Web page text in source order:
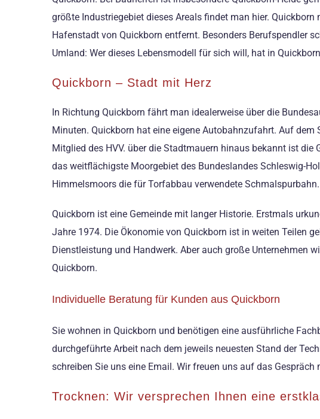
größte Industriegebiet dieses Areals findet man hier.
Hafenstadt von Quickborn entfernt. Besonders Berufspendler
Umland: Wer dieses Lebensmodell für sich will, hat in
Quickborn – Stadt mit Herz
In Richtung Quickborn fährt man idealerweise über die
Minuten. Quickborn hat eine eigene Autobahnzufahrt. Auf
Mitglied des HVV. über die Stadtmauern hinaus bekannt ist
das weitflächigste Moorgebiet des Bundeslandes Schleswig-
Himmelsmoors die für Torfabbau verwendete Schmalspurbahn.
Quickborn ist eine Gemeinde mit langer Historie. Erstmals
Jahre 1974. Die Ökonomie von Quickborn ist in weiten Teilen
Dienstleistung und Handwerk. Aber auch große Unternehmen
Quickborn.
Individuelle Beratung für Kunden aus Quickborn
Sie wohnen in Quickborn und benötigen eine ausführliche
durchgeführte Arbeit nach dem jeweils neuesten Stand der
schreiben Sie uns eine Email. Wir freuen uns auf das
Trocknen: Wir versprechen Ihnen eine